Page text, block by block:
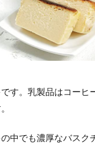
す。乳製品はコーヒ
中でも濃厚なバスク